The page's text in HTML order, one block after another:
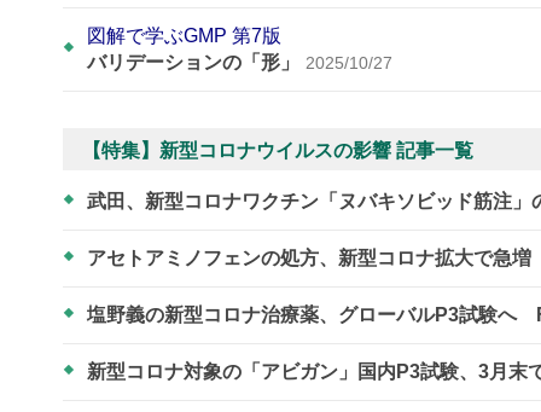
図解で学ぶGMP 第7版
バリデーションの「形」
2025/10/27
【特集】新型コロナウイルスの影響 記事一覧
武田、新型コロナワクチン「ヌバキソビッド筋注
アセトアミノフェンの処方、新型コロナ拡大で急
塩野義の新型コロナ治療薬、グローバルP3試験へ
新型コロナ対象の「アビガン」国内P3試験、3月